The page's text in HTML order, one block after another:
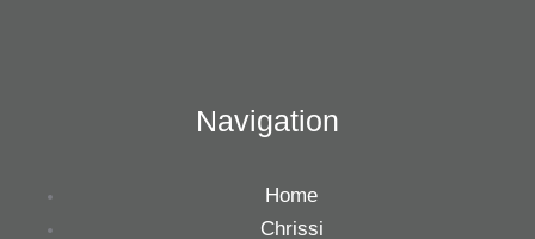
Navigation
Home
Chrissi